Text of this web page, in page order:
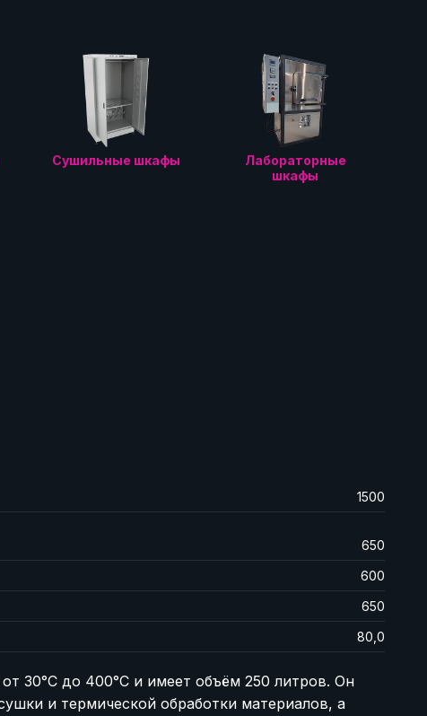
Сушильные шкафы
Лабораторные
шкафы
1500
650
600
650
80,0
30°C до 400°C и имеет объём 250 литров. Он
и термической обработки материалов, а